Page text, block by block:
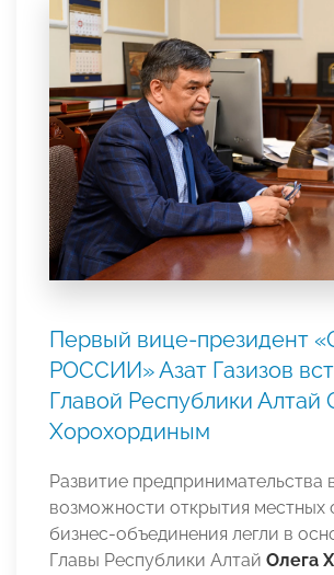
Первый вице-президент
РОССИИ» Азат Газизов
Главой Республики Алтай
Хорохординым
Развитие предпринимательства
возможности открытия местных
бизнес-объединения легли в
Главы Республики Алтай Олега